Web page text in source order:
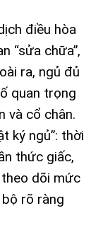
điều hòa
“sửa chữa”,
ra, ngủ đủ
quan trọng
và cổ chân.
ký ngủ”: thời
thức giấc,
dõi mức
rõ ràng